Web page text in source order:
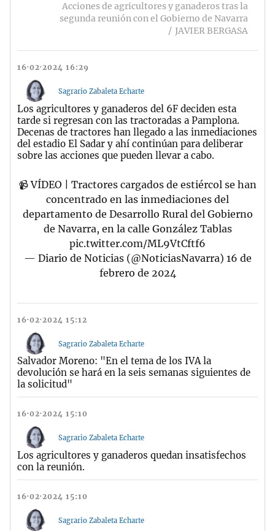
Acciones de agricultores y ganaderos tras la
segunda reunión con el Gobierno de Navarra
JAVIER BERGASA
16·02·2024 16:29
Sagrario Zabaleta Echarte
Los agricultores y ganaderos del 6F deciden esta
tarde si regresan con las tractoradas a Pamplona.
Decenas de tractores han llegado a las inmediaciones
del estadio El Sadar y ahí continúan para deliberar
sobre las acciones que pueden llevar a cabo.
📹 VÍDEO | Tractores cargados de estiércol se han
concentrado en las inmediaciones del
departamento de Desarrollo Rural del Gobierno
de Navarra, en la calle González Tablas
pic.twitter.com/ML9VtCftf6
— Diario de Noticias (@NoticiasNavarra) 16 de
febrero de 2024
16·02·2024 15:12
Sagrario Zabaleta Echarte
Salvador Moreno: "En el tema de los IVA la
devolución se hará en la seis semanas siguientes de
la solicitud"
16·02·2024 15:10
Sagrario Zabaleta Echarte
Los agricultores y ganaderos quedan insatisfechos
con la reunión.
16·02·2024 15:10
Sagrario Zabaleta Echarte